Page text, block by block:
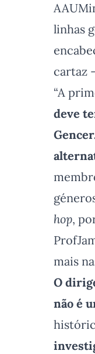
linhas
cartaz
“A
deve
hop,
mais
O
não é